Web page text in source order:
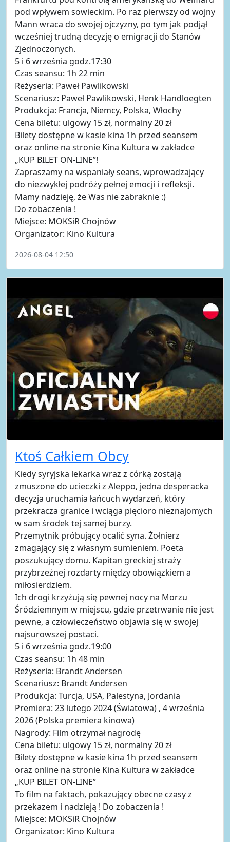
pod wpływem sowieckim. Po raz pierwszy od wojny
Mann wraca do swojej ojczyzny, po tym jak podjął
wcześniej trudną decyzję o emigracji do Stanów
Zjednoczonych.
5 i 6 września godz.17:30
Czas seansu: 1h 22 min
Reżyseria: Paweł Pawlikowski
Scenariusz: Paweł Pawlikowski, Henk Handloegten
Produkcja: Francja, Niemcy, Polska, Włochy
Cena biletu: ulgowy 15 zł, normalny 20 zł
Bilety dostępne w kasie kina 1h przed seansem
oraz online na stronie Kina Kultura w zakładce
„KUP BILET ON-LINE”!
Zapraszamy na wspaniały seans, wprowadzający
do niezwykłej podróży pełnej emocji i refleksji.
Mamy nadzieję, że Was nie zabraknie :)
Do zobaczenia !
Miejsce: MOKSiR Chojnów
Organizator: Kino Kultura
2026-08-04 12:50
Ktoś Całkiem Obcy
Kiedy syryjska lekarka wraz z córką zostają
zmuszone do ucieczki z Aleppo, jedna desperacka
decyzja uruchamia łańcuch wydarzeń, który
przekracza granice i wciąga pięcioro nieznajomych
w sam środek tej samej burzy.
Przemytnik próbujący ocalić syna. Żołnierz
zmagający się z własnym sumieniem. Poeta
poszukujący domu. Kapitan greckiej straży
przybrzeżnej rozdarty między obowiązkiem a
miłosierdziem.
Ich drogi krzyżują się pewnej nocy na Morzu
Śródziemnym w miejscu, gdzie przetrwanie nie jest
pewne, a człowieczeństwo objawia się w swojej
najsurowszej postaci.
5 i 6 września godz.19:00
Czas seansu: 1h 48 min
Reżyseria: Brandt Andersen
Scenariusz: Brandt Andersen
Produkcja: Turcja, USA, Palestyna, Jordania
Premiera: 23 lutego 2024 (Światowa) , 4 września
2026 (Polska premiera kinowa)
Nagrody: Film otrzymał nagrodę
Cena biletu: ulgowy 15 zł, normalny 20 zł
Bilety dostępne w kasie kina 1h przed seansem
oraz online na stronie Kina Kultura w zakładce
„KUP BILET ON-LINE”
To film na faktach, pokazujący obecne czasy z
przekazem i nadzieją ! Do zobaczenia !
Miejsce: MOKSiR Chojnów
Organizator: Kino Kultura